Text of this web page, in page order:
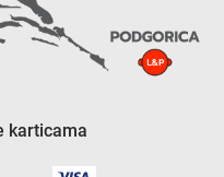
karticama